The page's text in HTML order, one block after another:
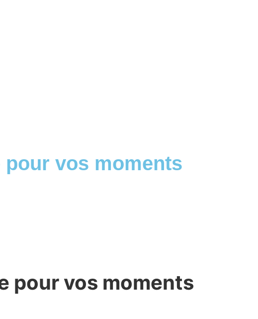
vos moments
pour vos moments